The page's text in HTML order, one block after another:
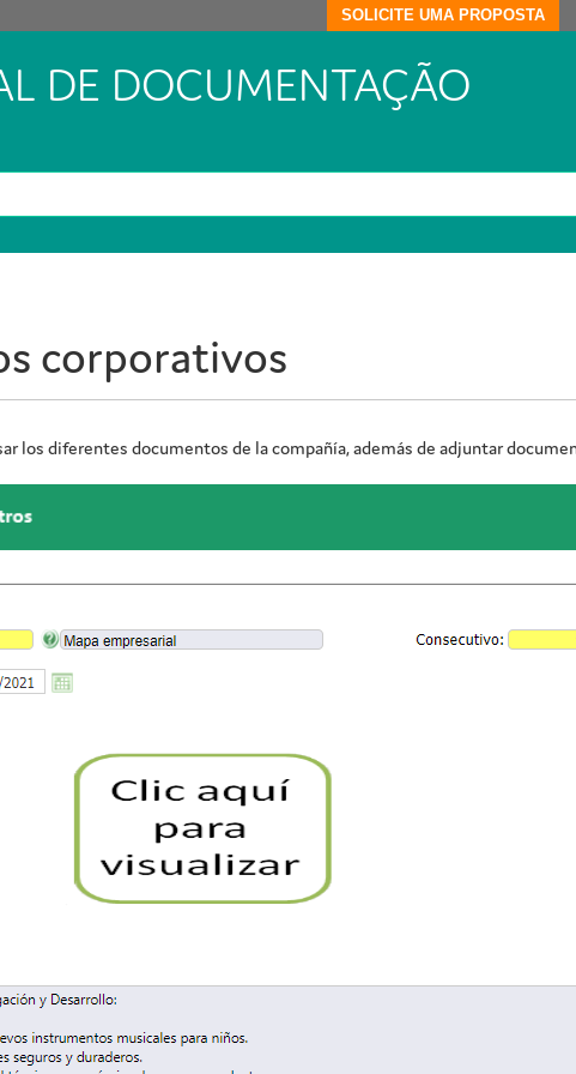
SOLICITE UMA PROPOSTA
DE DOCUMENTAÇÃO
corporativos
los diferentes documentos de la compañía, además de adjuntar